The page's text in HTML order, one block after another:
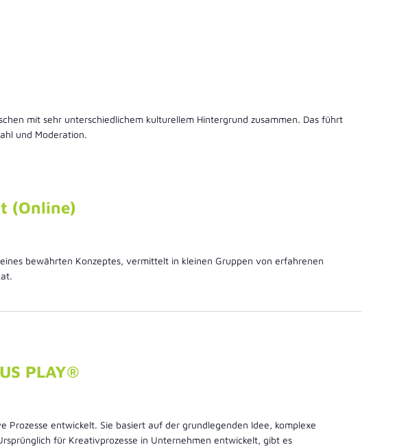
mit sehr unterschiedlichem kulturellem Hintergrund zusammen. Das führt
und Moderation.
(Online)
bewährten Konzeptes, vermittelt in kleinen Gruppen von erfahrenen
PLAY®
Prozesse entwickelt. Sie basiert auf der grundlegenden Idee, komplexe
für Kreativprozesse in Unternehmen entwickelt, gibt es